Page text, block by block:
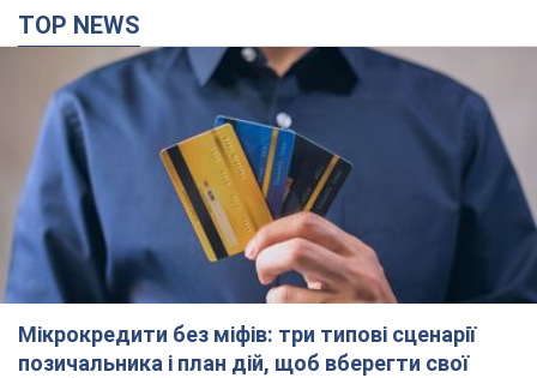
TOP NEWS
Мікрокредити без міфів: три типові сценарії
позичальника і план дій, щоб вберегти свої